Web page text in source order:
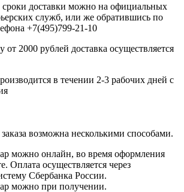
сроки доставки можно на официальных
служб, или же обратившись по
+7(495)799-21-10
от 2000 рублей доставка осуществляется
в течении 2-3 рабочих дней с
возможна несколькими способами.
можно онлайн, во время оформления
Оплата осуществляется через
Сбербанка России.
можно при получении.